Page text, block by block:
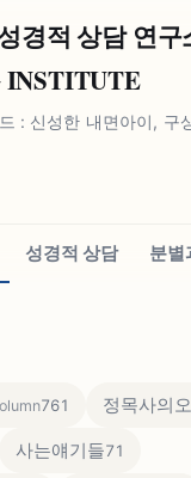
경적 상담 연구
INSTITUTE
: 신성한 내면아이, 구
성경적 상담 분별
761 정목사의
사는얘기들71